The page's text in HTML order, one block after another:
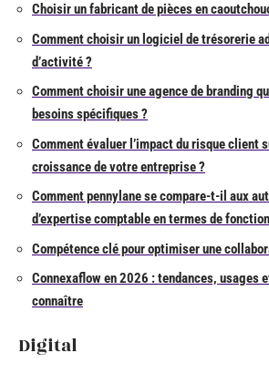
Choisir un fabricant de pièces en
Comment choisir un logiciel de trésorerie
d’activité ?
Comment choisir une agence de branding
besoins spécifiques ?
Comment évaluer l’impact du risque client
croissance de votre entreprise ?
Comment pennylane se compare-t-il aux
d’expertise comptable en termes de
Compétence clé pour optimiser une
Connexaflow en 2026 : tendances, usages
connaître
Digital